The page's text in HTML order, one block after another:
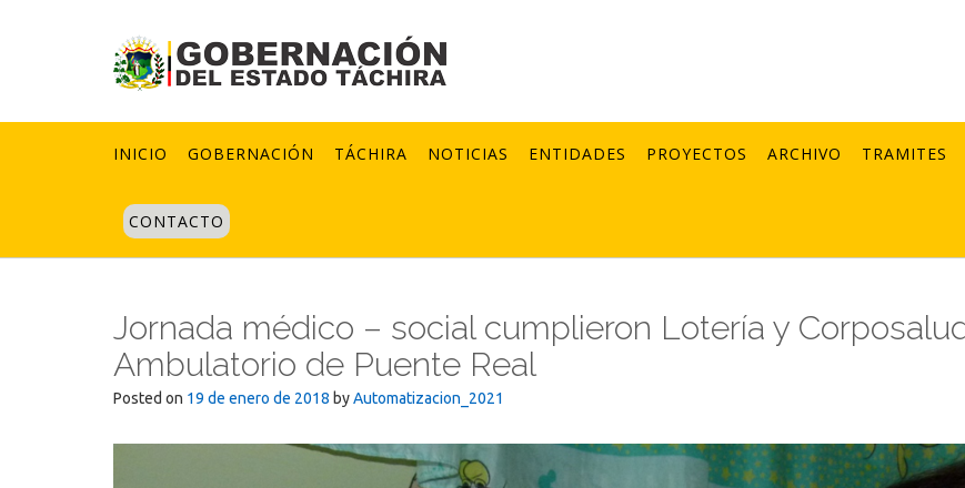
INICIO GOBERNACIÓN TÁCHIRA NOTICIAS ENTIDADES PROYECTOS ARCHIVO TRAMITES
CONTACTO
Jornada médico – social cumplieron Lotería y
Ambulatorio de Puente Real
Posted on 19 de enero de 2018 byAutomatizacion_2021